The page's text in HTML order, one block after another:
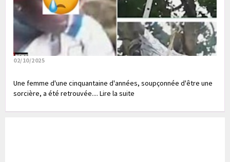
02/10/2025
Une femme d'une cinquantaine d'années, soupçonnée d'être une
sorcière, a été retrouvée.... Lire la suite